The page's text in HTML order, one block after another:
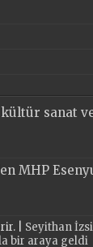
kültür sanat
MHP
| Seyithan
bir araya geldi